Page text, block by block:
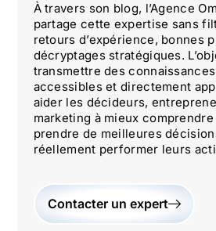
À travers son blog, l’Agence
partage cette expertise sans
retours d’expérience, bonnes
décryptages stratégiques.
transmettre des
accessibles et directement
aider les décideurs,
marketing à mieux
prendre de meilleures
réellement performer leurs
Contacter un expert